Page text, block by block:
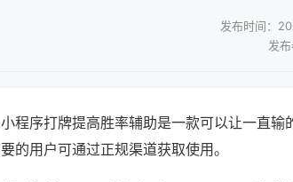
发布时间：
发
小程序打牌提高胜率辅助是一款可以让一直输
要的用户可通过正规渠道获取使用。